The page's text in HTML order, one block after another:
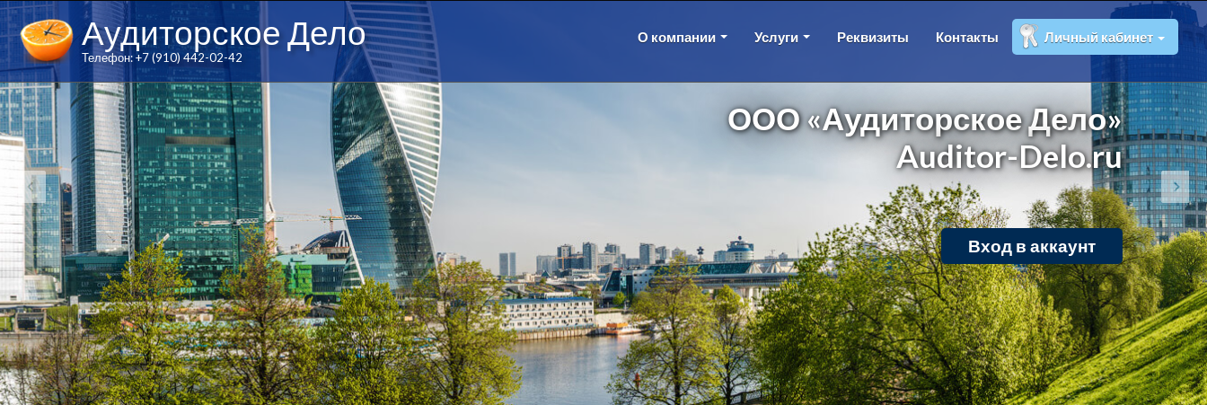
Аудиторское Дело
Телефон: +7 (910) 442-02-42
О компании Услуги Реквизиты Контакты Личный кабинет
ООО «Аудиторское Дело»
Auditor-Delo.ru
Вход в аккаунт